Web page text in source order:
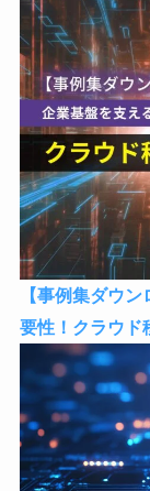
【事例集ダウ
要性！クラウド